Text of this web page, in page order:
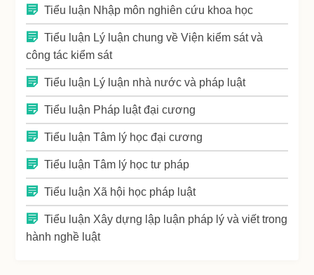
Tiểu luận Nhập môn nghiên cứu khoa học
Tiểu luận Lý luận chung về Viện kiểm sát và
công tác kiểm sát
Tiểu luận Lý luận nhà nước và pháp luật
Tiểu luận Pháp luật đại cương
Tiểu luận Tâm lý học đại cương
Tiểu luận Tâm lý học tư pháp
Tiểu luận Xã hội học pháp luật
Tiểu luận Xây dựng lập luận pháp lý và viết trong
hành nghề luật